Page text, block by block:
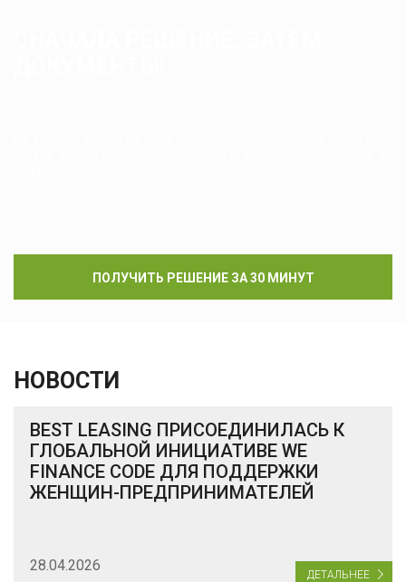
ПОЛУЧИТЬ РЕШЕНИЕ ЗА 30 МИНУТ
НОВОСТИ
BEST LEASING ПРИСОЕДИНИЛАСЬ К
ГЛОБАЛЬНОЙ ИНИЦИАТИВЕ WE
FINANCE CODE ДЛЯ ПОДДЕРЖКИ
ЖЕНЩИН-ПРЕДПРИНИМАТЕЛЕЙ
28.04.2026
ДЕТАЛЬНЕЕ